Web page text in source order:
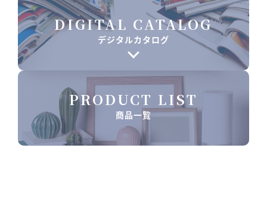
DIGITAL CATALOG
デジタルカタログ
PRODUCT LIST
商品一覧